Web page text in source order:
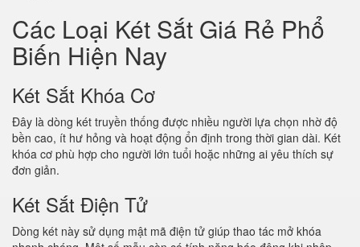
Các Loại Két Sắt Giá Rẻ Phổ
Biến Hiện Nay
Két Sắt Khóa Cơ
Đây là dòng két truyền thống được nhiều người lựa chọn nhờ độ
bền cao, ít hư hỏng và hoạt động ổn định trong thời gian dài. Két
khóa cơ phù hợp cho người lớn tuổi hoặc những ai yêu thích sự
đơn giản.
Két Sắt Điện Tử
Dòng két này sử dụng mật mã điện tử giúp thao tác mở khóa